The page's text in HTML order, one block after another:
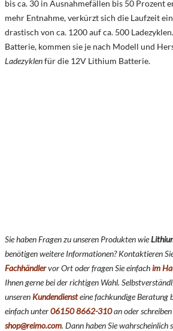
bis ca. 30 in Ausnahmefällen bis 50 Prozent
mehr Entnahme, verkürzt sich die Laufzeit
drastisch von ca. 1200 auf ca. 500
Batterie, kommen sie je nach Modell und
Ladezyklenfür die 12V Lithium Batterie.
Sie haben Fragen zu unseren Produkten wie
benötigen weitere Informationen? Kontaktieren
Fachhändlervor Ort oder fragen Sie einfachim
Ihnen gerne bei der richtigen Wahl.
unseren Kundendiensteine fachkundige Beratung
einfach unter06150 8662-310an oder
shop@reimo.com. Dann haben Sie wahrscheinlich